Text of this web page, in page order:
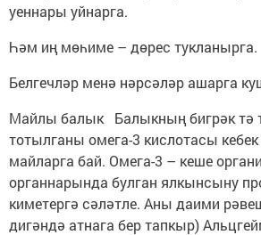
уеннары уйнарга.
Һәм иң мөһиме – дөрес тукланырга.
Белгечләр менә нәрсәләр ашарга
Майлы балык Балыкның бигрәк тә
тотылганы омега-3 кислотасы
майларга бай. Омега-3 – кеше
органнарында булган ялкынсыну
киметергә сәләтле. Аны даими
дигәндә атнага бер тапкыр)